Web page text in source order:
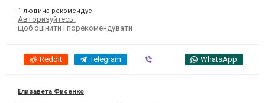
1 людина рекомендує
Авторизуйтесь
щоб оцінити і порекомендувати
Reddit Telegram WhatsApp
Елизавета Фисенко